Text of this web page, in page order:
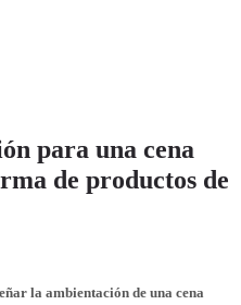
para una cena
de productos de
la ambientación de una cena